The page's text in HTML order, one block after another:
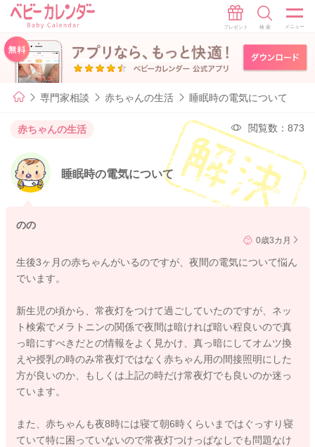
専門家相談 赤ちゃんの生活 睡眠時の電気について
赤ちゃんの生活 閲覧数：873
睡眠時の電気について
のの
0歳3カ月
生後3ヶ月の赤ちゃんがいるのですが、夜間の電気について悩ん
でいます。
新生児の頃から、常夜灯をつけて過ごしていたのですが、ネッ
ト検索でメラトニンの関係で夜間は暗ければ暗い程良いので真
っ暗にすべきだとの情報をよく見かけ、真っ暗にしてオムツ換
えや授乳の時のみ常夜灯ではなく赤ちゃん用の間接照明にした
方が良いのか、もしくは上記の時だけ常夜灯でも良いのか迷っ
ています。
また、赤ちゃんも夜8時には寝て朝6時くらいまではぐっすり寝
ていて特に困っていないので常夜灯つけっぱなしでも問題なけ